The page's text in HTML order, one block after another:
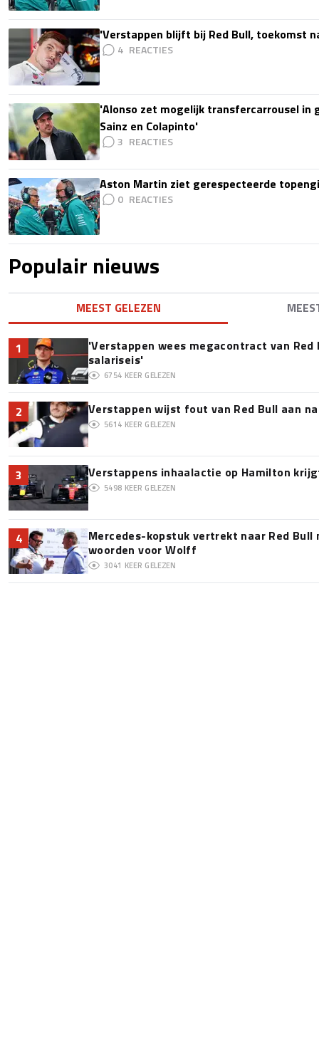
'Verstappen blijft bij Red Bull, toekomst
4
'Alonso zet mogelijk transfercarrousel in
Sainz en Colapinto'
3
Aston Martin ziet gerespecteerde
0
Populair nieuws
MEEST GELEZEN
1
'Verstappen wees megacontract van
salariseis'
6754 KEER GELEZEN
2 Verstappen wijst fout van Red Bull aan
5614 KEER GELEZEN
3 Verstappens inhaalactie op Hamilton
5498 KEER GELEZEN
4
Mercedes-kopstuk vertrekt naar Red
woorden voor Wolff
3041 KEER GELEZEN